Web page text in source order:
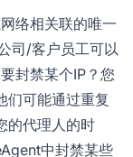
络相关联的唯一
司/客户员工可以
封禁某个IP？您
们可能通过重复
的代理人的时
中封禁某些